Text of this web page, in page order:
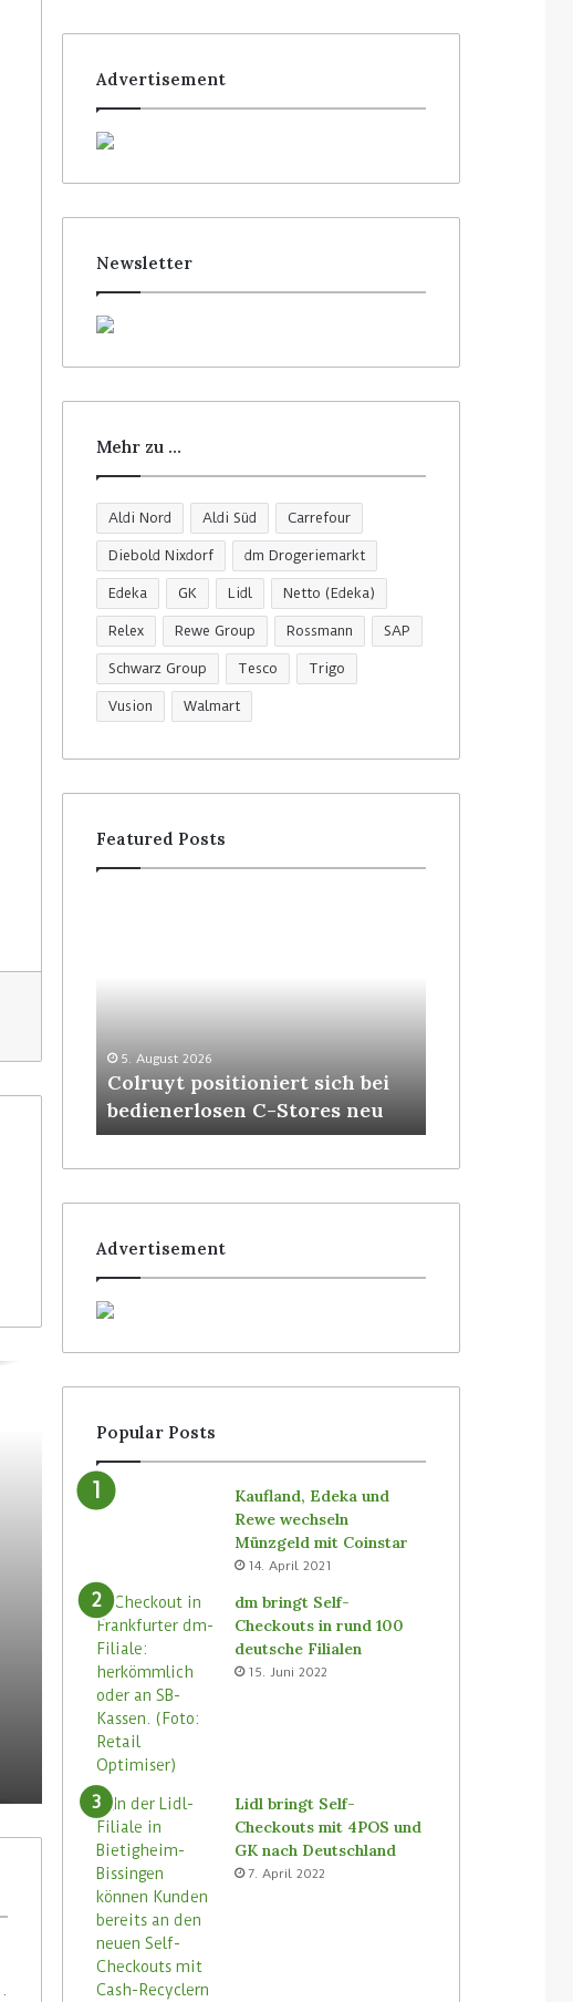
Advertisement
Newsletter
Mehr zu …
Aldi Nord Aldi Süd Carrefour
Diebold Nixdorf dm Drogeriemarkt
Edeka GK Lidl Netto (Edeka)
Relex Rewe Group Rossmann SAP
Schwarz Group Tesco Trigo
Vusion Walmart
Featured Posts
5. August 2026
Colruyt positioniert sich bei
bedienerlosen C-Stores neu
Advertisement
Popular Posts
Kaufland, Edeka und
Rewe wechseln
Münzgeld mit Coinstar
14. April 2021
dm bringt Self-
Checkouts in rund 100
deutsche Filialen
15. Juni 2022
Lidl bringt Self-
Checkouts mit 4POS und
GK nach Deutschland
7. April 2022